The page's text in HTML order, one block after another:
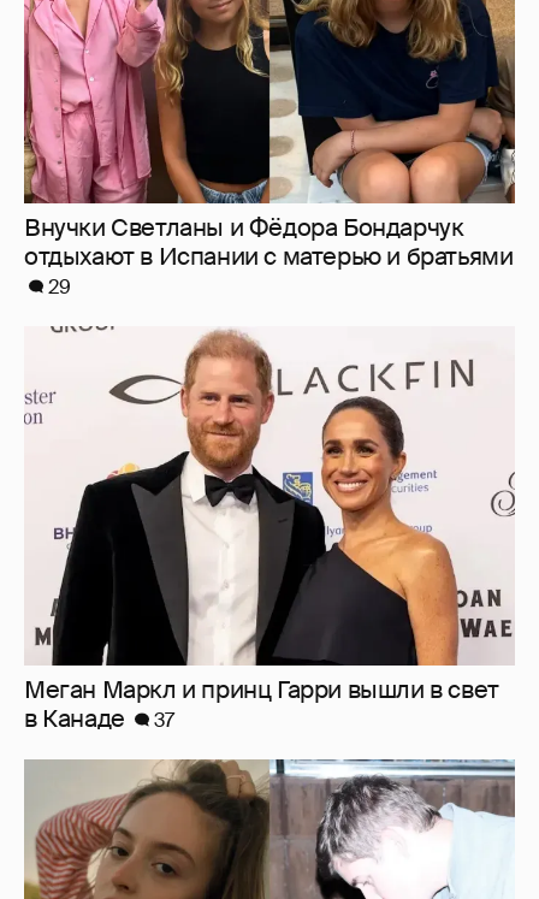
Меган Маркл и принц Гарри вышли в свет
в Канаде
Внучка Никиты Михалкова Наталья с
мужем и сыном отдыхает на яхте